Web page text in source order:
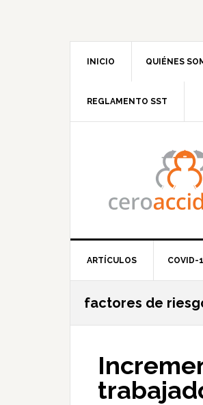
INICIO QUIÉNES
REGLAMENTO SST
ARTÍCULOS COVID-
factores de